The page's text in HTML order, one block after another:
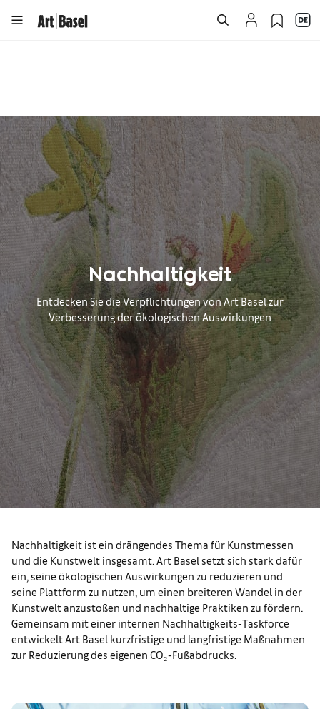
Nachhaltigkeit
Entdecken Sie die Verpflichtungen von Art Basel zur
Verbesserung der ökologischen Auswirkungen
Nachhaltigkeit ist ein drängendes Thema für Kunstmessen
und die Kunstwelt insgesamt. Art Basel setzt sich stark dafür
ein, seine ökologischen Auswirkungen zu reduzieren und
seine Plattform zu nutzen, um einen breiteren Wandel in der
Kunstwelt anzustoßen und nachhaltige Praktiken zu fördern.
Gemeinsam mit einer internen Nachhaltigkeits-Taskforce
entwickelt Art Basel kurzfristige und langfristige Maßnahmen
zur Reduzierung des eigenen CO₂-Fußabdrucks.